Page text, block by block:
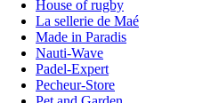
House of rugby
La sellerie de Maé
Made in Paradis
Nauti-Wave
Padel-Expert
Pecheur-Store